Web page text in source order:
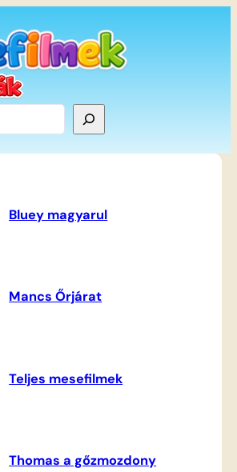
Bluey magyarul
Mancs Őrjárat
Teljes mesefilmek
Thomas a gőzmozdony